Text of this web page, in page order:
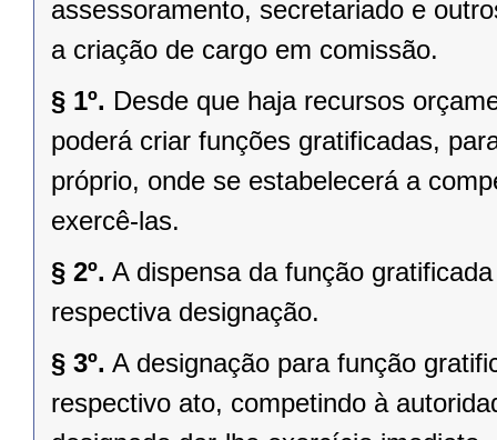
assessoramento, secretariado e
a criação de cargo em comissão.
§ 1º. Desde que haja recursos
poderá criar funções gratificadas,
próprio, onde se estabelecerá a
exercê-las.
§ 2º. A dispensa da função
respectiva designação.
§ 3º. A designação para função
respectivo ato, competindo à